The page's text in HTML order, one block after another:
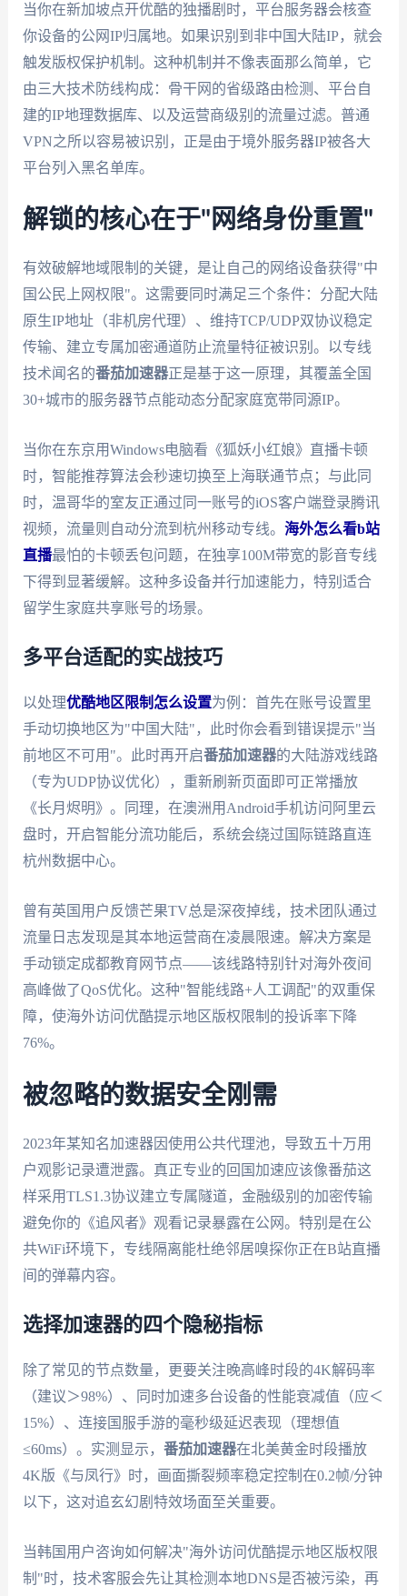
当你在新加坡点开优酷的独播剧时，平台服务器会核查
你设备的公网IP归属地。如果识别到非中国大陆IP，就会
触发版权保护机制。这种机制并不像表面那么简单，它
由三大技术防线构成：骨干网的省级路由检测、平台自
建的IP地理数据库、以及运营商级别的流量过滤。普通
VPN之所以容易被识别，正是由于境外服务器IP被各大
平台列入黑名单库。
解锁的核心在于"网络身份重置"
有效破解地域限制的关键，是让自己的网络设备获得"中
国公民上网权限"。这需要同时满足三个条件：分配大陆
原生IP地址（非机房代理）、维持TCP/UDP双协议稳定
传输、建立专属加密通道防止流量特征被识别。以专线
技术闻名的番茄加速器正是基于这一原理，其覆盖全国
30+城市的服务器节点能动态分配家庭宽带同源IP。
当你在东京用Windows电脑看《狐妖小红娘》直播卡顿
时，智能推荐算法会秒速切换至上海联通节点；与此同
时，温哥华的室友正通过同一账号的iOS客户端登录腾讯
视频，流量则自动分流到杭州移动专线。 海外怎么看b站
直播最怕的卡顿丢包问题，在独享100M带宽的影音专线
下得到显著缓解。这种多设备并行加速能力，特别适合
留学生家庭共享账号的场景。
多平台适配的实战技巧
以处理优酷地区限制怎么设置为例：首先在账号设置里
手动切换地区为"中国大陆"，此时你会看到错误提示"当
前地区不可用"。此时再开启番茄加速器的大陆游戏线路
（专为UDP协议优化），重新刷新页面即可正常播放
《长月烬明》。同理，在澳洲用Android手机访问阿里云
盘时，开启智能分流功能后，系统会绕过国际链路直连
杭州数据中心。
曾有英国用户反馈芒果TV总是深夜掉线，技术团队通过
流量日志发现是其本地运营商在凌晨限速。解决方案是
手动锁定成都教育网节点——该线路特别针对海外夜间
高峰做了QoS优化。这种"智能线路+人工调配"的双重保
障，使海外访问优酷提示地区版权限制的投诉率下降
76%。
被忽略的数据安全刚需
2023年某知名加速器因使用公共代理池，导致五十万用
户观影记录遭泄露。真正专业的回国加速应该像番茄这
样采用TLS1.3协议建立专属隧道，金融级别的加密传输
避免你的《追风者》观看记录暴露在公网。特别是在公
共WiFi环境下，专线隔离能杜绝邻居嗅探你正在B站直播
间的弹幕内容。
选择加速器的四个隐秘指标
除了常见的节点数量，更要关注晚高峰时段的4K解码率
（建议＞98%）、同时加速多台设备的性能衰减值（应＜
15%）、连接国服手游的毫秒级延迟表现（理想值
≤60ms）。实测显示， 番茄加速器在北美黄金时段播放
4K版《与凤行》时，画面撕裂频率稳定控制在0.2帧/分钟
以下，这对追玄幻剧特效场面至关重要。
当韩国用户咨询如何解决"海外访问优酷提示地区版权限
制"时，技术客服会先让其检测本地DNS是否被污染，再